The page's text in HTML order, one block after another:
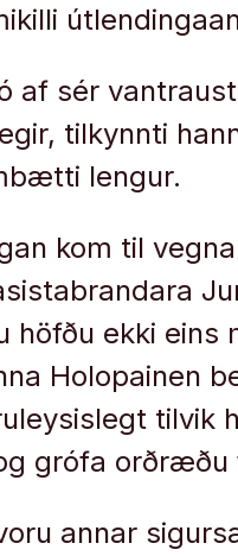
af sér
tilkynnti
lengur.
kom til
höfðu ekki eins
Holopainen
tilvik
grófa
annar